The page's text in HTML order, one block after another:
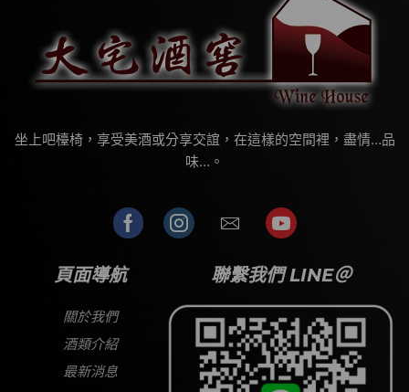
坐上吧檯椅，享受美酒或分享交誼，在這樣的空間裡，盡情…品
味…。
頁面導航
關於我們
酒類介紹
最新消息
聯繫我們 LINE＠